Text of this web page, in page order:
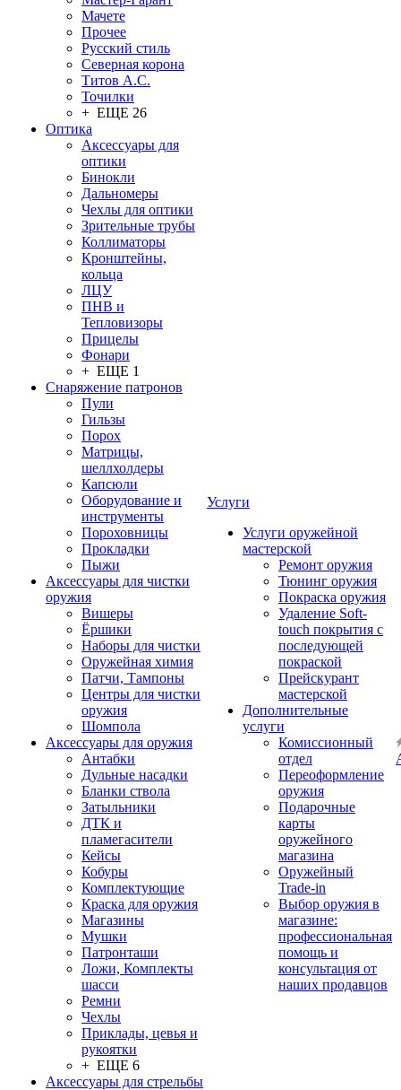
Мачете
Прочее
Русский стиль
Северная корона
Титов А.С.
Точилки
+ ЕЩЕ 26
Оптика
Аксессуары для
оптики
Бинокли
Дальномеры
Чехлы для оптики
Зрительные трубы
Коллиматоры
Кронштейны,
кольца
ЛЦУ
ПНВ и
Тепловизоры
Прицелы
Фонари
+ ЕЩЕ 1
Снаряжение патронов
Пули
Гильзы
Порох
Матрицы,
шеллхолдеры
Капсюли
Оборудование и
инструменты
Пороховницы
Прокладки
Пыжи
Аксессуары для чистки
оружия
Вишеры
Ёршики
Наборы для чистки
Оружейная химия
Патчи, Тампоны
Центры для чистки
оружия
Шомпола
Аксессуары для оружия
Антабки
Дульные насадки
Бланки ствола
Затыльники
ДТК и
пламегасители
Кейсы
Кобуры
Комплектующие
Краска для оружия
Магазины
Мушки
Патронташи
Ложи, Комплекты
шасси
Ремни
Чехлы
Приклады, цевья и
рукоятки
+ ЕЩЕ 6
Аксессуары для стрельбы
Услуги
Услуги оружейной
мастерской
Ремонт оружия
Тюнинг оружия
Покраска оружия
Удаление Soft-
touch покрытия с
последующей
покраской
Прейскурант
мастерской
Дополнительные
услуги
Комиссионный
отдел
Переоформление
оружия
Подарочные
карты
оружейного
магазина
Оружейный
Trade-in
Выбор оружия в
магазине:
профессиональная
помощь и
консультация от
наших продавцов